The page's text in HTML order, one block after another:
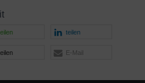
teilen
E-Mail